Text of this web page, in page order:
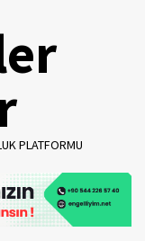
PLATFORMU